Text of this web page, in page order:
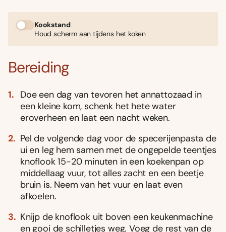
Kookstand
Houd scherm aan tijdens het koken
Bereiding
Doe een dag van tevoren het annattozaad in
een kleine kom, schenk het hete water
eroverheen en laat een nacht weken.
Pel de volgende dag voor de specerijenpasta de
ui en leg hem samen met de ongepelde teentjes
knoflook 15-20 minuten in een koekenpan op
middellaag vuur, tot alles zacht en een beetje
bruin is. Neem van het vuur en laat even
afkoelen.
Knijp de knoflook uit boven een keukenmachine
en gooi de schilletjes weg. Voeg de rest van de